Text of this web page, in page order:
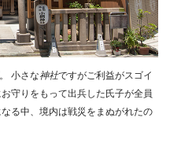
。 小さな神社ですがご利益がスゴイ
守りをもって出兵した氏子が全員
る中、境内は戦災をまぬがれたの